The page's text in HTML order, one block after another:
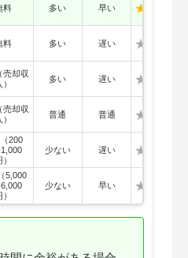
料 多い 早い
料 多い 遅い
売却収
）
多い 遅い
売却収
）
普通 普通
200
少ない 遅い
5,000
）
少ない 早い